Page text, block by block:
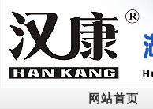
网站首页